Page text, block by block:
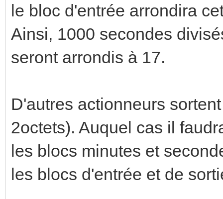
le bloc d'entrée arrondira
Ainsi, 1000 secondes
seront arrondis à 17.
D'autres actionneurs
2octets). Auquel cas il
les blocs minutes et
les blocs d'entrée et de